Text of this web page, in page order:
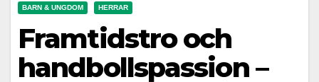
BARN & UNGDOM HERRAR
Framtidstro och
handbollspassion –